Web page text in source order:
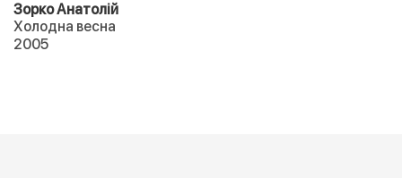
Зорко Анатолій
Холодна весна
2005